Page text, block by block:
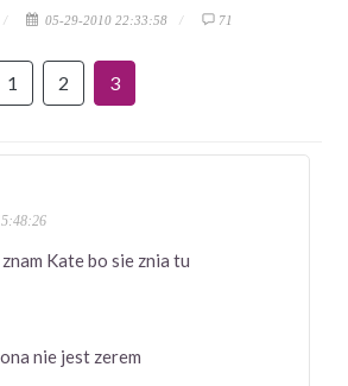
05-29-2010 22:33:58 71
1 2 3
Kate bo sie znia tu
nie jest zerem